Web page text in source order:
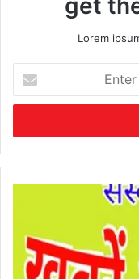
get
Lorem
your
Email